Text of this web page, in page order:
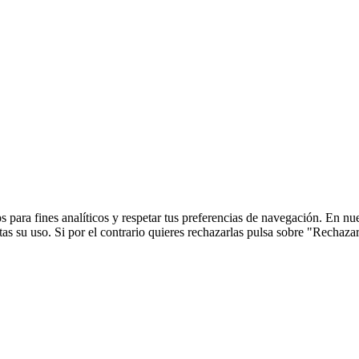
fines analíticos y respetar tus preferencias de navegación. En
su uso. Si por el contrario quieres rechazarlas pulsa sobre